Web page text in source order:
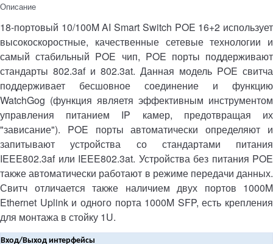
Описание
18-портовый 10/100M AI Smart Switch POE 16+2 использует
высокоскоростные, качественные сетевые технологии и
самый стабильный POE чип, POE порты поддерживают
стандарты 802.3af и 802.3at. Данная модель POE свитча
поддерживает бесшовное соединение и функцию
WatchGog (функция являетя эффективным инструментом
управления питанием IP камер, предотвращая их
"зависание"). POE порты автоматически определяют и
запитывают устройства со стандартами питания
IEEE802.3af или IEEE802.3at. Устройства без питания POE
также автоматически работают в режиме передачи данных.
Свитч отличается также наличием двух портов 1000M
Ethernet Uplink и одного порта 1000M SFP, есть крепления
для монтажа в стойку 1U.
Вход/Выход интерфейсы